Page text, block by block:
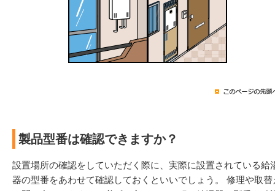
製品型番は確認できますか？
設置場所の確認をしていただく際に、実際に設置されている給
器の型番をあわせて確認しておくといいでしょう。 修理や取替